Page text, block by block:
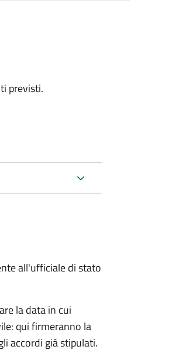
previsti.
all'ufficiale di stato
la data in cui
qui firmeranno la
accordi già stipulati.